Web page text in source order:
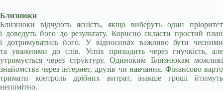
Близнюки
Близнюки відчують ясність, якщо виберуть один пріоритет
і доведуть його до результату. Корисно скласти простий план
і дотримуватись його. У відносинах важливо бути чесними
та уважними до слів. Успіх приходить через гнучкість, але
утримується через структуру. Одиноким Близнюкам можливі
знайомства через інтернет, друзів чи навчання. Фінансово варто
тримати контроль дрібних витрат, інакше гроші йтимуть
непомітно.